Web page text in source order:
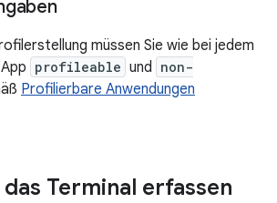
müssen Sie wie bei jedem
profileable und non-
Profilierbare Anwendungen
Terminal erfassen